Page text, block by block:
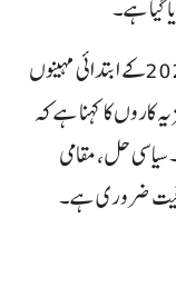
حکام کا دعویٰ ہے کہ 2025 کے مقابلے میں 2026 کے ابتدائی مہینوں
کاروں کا کہنا ہے کہ
حل، مقامی
ضروری ہے۔